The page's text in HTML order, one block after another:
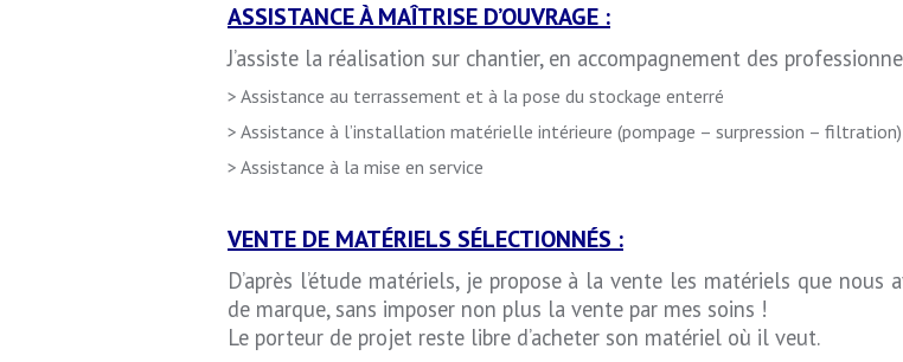
ASSISTANCE À MAÎTRISE D’OUVRAGE :
J’assiste la réalisation sur chantier, en accompagnement des
> Assistance au terrassement et à la pose du stockage enterré
> Assistance à l’installation matérielle intérieure (pompage – surpression –
> Assistance à la mise en service
VENTE DE MATÉRIELS SÉLECTIONNÉS :
D’après l’étude matériels, je propose à la vente les matériels que nous
de marque, sans imposer non plus la vente par mes soins !
Le porteur de projet reste libre d’acheter son matériel où il veut.